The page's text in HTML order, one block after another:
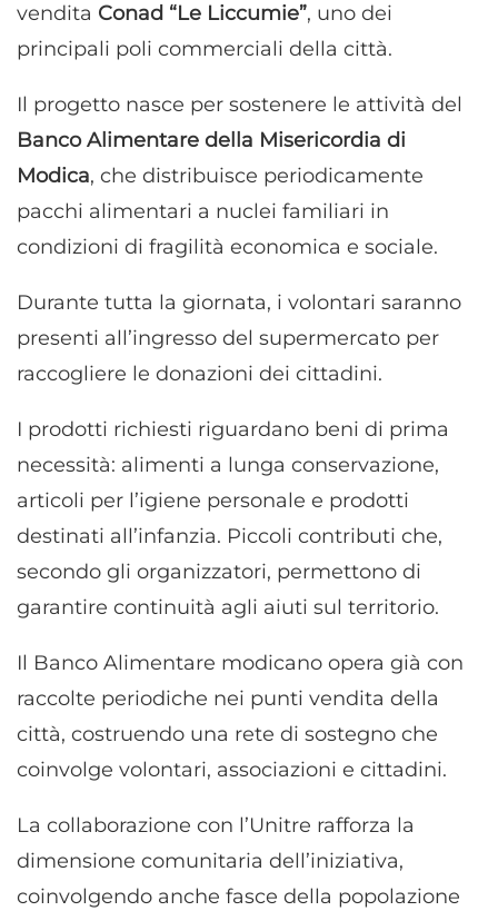
vendita Conad “Le Liccumie”, uno dei
principali poli commerciali della città.
Il progetto nasce per sostenere le attività del
Banco Alimentare della Misericordia di
Modica, che distribuisce periodicamente
pacchi alimentari a nuclei familiari in
condizioni di fragilità economica e sociale.
Durante tutta la giornata, i volontari saranno
presenti all’ingresso del supermercato per
raccogliere le donazioni dei cittadini.
I prodotti richiesti riguardano beni di prima
necessità: alimenti a lunga conservazione,
articoli per l’igiene personale e prodotti
destinati all’infanzia. Piccoli contributi che,
secondo gli organizzatori, permettono di
garantire continuità agli aiuti sul territorio.
Il Banco Alimentare modicano opera già con
raccolte periodiche nei punti vendita della
città, costruendo una rete di sostegno che
coinvolge volontari, associazioni e cittadini.
La collaborazione con l’Unitre rafforza la
dimensione comunitaria dell’iniziativa,
coinvolgendo anche fasce della popolazione